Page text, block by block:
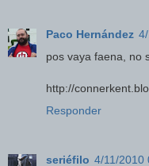
Paco Hernández
pos vaya faena, no
http://
Responder
seriéfilo 4/11/2010